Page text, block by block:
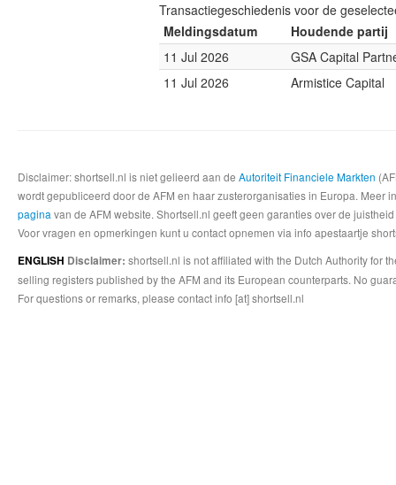
Transactiegeschiedenis voor de
Meldingsdatum
Houdende partij
11 Jul 2026
GSA Capital
11 Jul 2026
Armistice Capital
Disclaimer: shortsell.nl is niet gelieerd aan de Autoriteit Financiele Markten
wordt gepubliceerd door de AFM en haar zusterorganisaties in Europa.
pagina van de AFM website. Shortsell.nl geeft geen garanties over de
Voor vragen en opmerkingen kunt u contact opnemen via info apestaartje
ENGLISH Disclaimer: shortsell.nl is not affiliated with the Dutch Authority for
selling registers published by the AFM and its European counterparts. No
For questions or remarks, please contact info [at] shortsell.nl